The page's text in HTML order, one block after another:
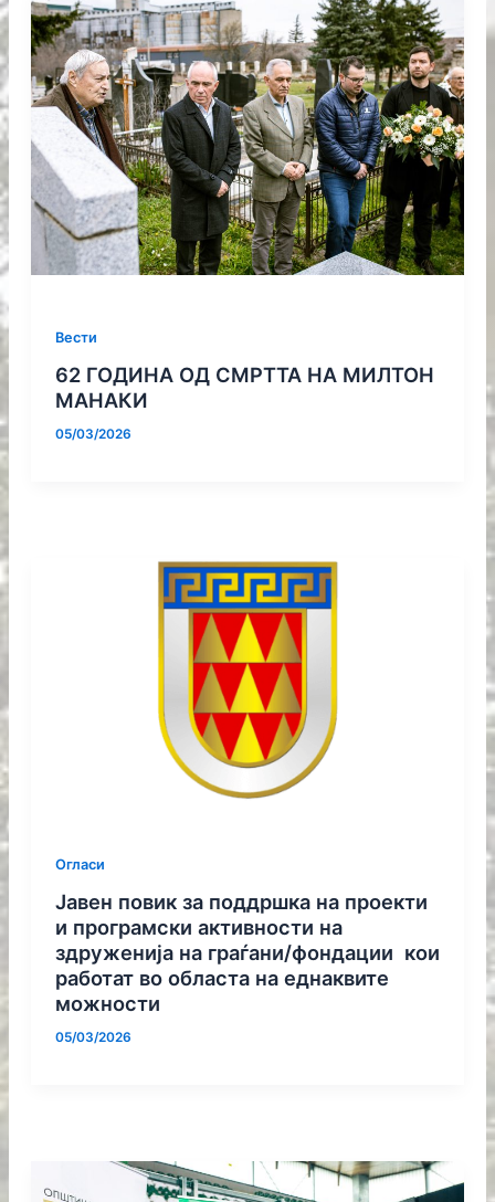
Вести
62 ГОДИНА ОД СМРТТА НА МИЛТОН
МАНАКИ
05/03/2026
Огласи
Jавен повик за поддршка на проекти
и програмски активности на
здруженија на граѓани/фондации кои
работат во областа на еднаквите
можности
05/03/2026